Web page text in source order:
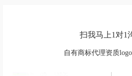
扫我马上1对1
自有商标代理资质